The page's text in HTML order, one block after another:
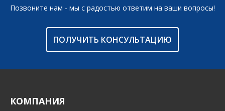
Позвоните нам - мы с радостью ответим на ваши вопросы!
ПОЛУЧИТЬ КОНСУЛЬТАЦИЮ
КОМПАНИЯ